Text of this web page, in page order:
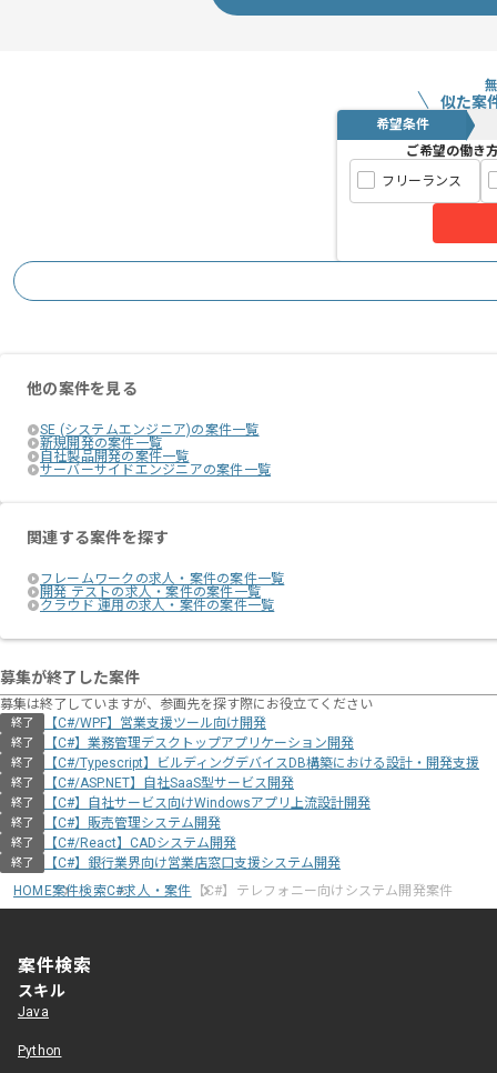
似た案
希望条件
ご希望の働き
フリーランス
他の案件を見る
SE (システムエンジニア)の案件一覧
新規開発の案件一覧
自社製品開発の案件一覧
サーバーサイドエンジニアの案件一覧
関連する案件を探す
フレームワークの求人・案件の案件一覧
開発 テストの求人・案件の案件一覧
クラウド 運用の求人・案件の案件一覧
募集が終了した案件
募集は終了していますが、参画先を探す際にお役立てください
終了 【C#/WPF】営業支援ツール向け開発
終了 【C#】業務管理デスクトップアプリケーション開発
終了 【C#/Typescript】ビルディングデバイスDB構築における設計・開発支援
終了 【C#/ASP.NET】自社SaaS型サービス開発
終了 【C#】自社サービス向けWindowsアプリ上流設計開発
終了 【C#】販売管理システム開発
終了 【C#/React】CADシステム開発
終了
【C#】銀行業界向け営業店窓口支援システム開発
HOME案件検索C#求人・案件 【C#】テレフォニー向けシステム開発案件
案件検索
スキル
Java
Python